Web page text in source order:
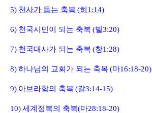
5) 천사가 돕는 축복 (히 1:14)
6) 천국시민이 되는 축복 (빌3:20)
7) 천국대사가 되는 축복 (창1:28)
8)하나님의 교회가 되는 축복 (마16:18-20)
9) 아브라함의 축복 (갈3:14-15)
10)세계정복의 축복(마28:18-20)